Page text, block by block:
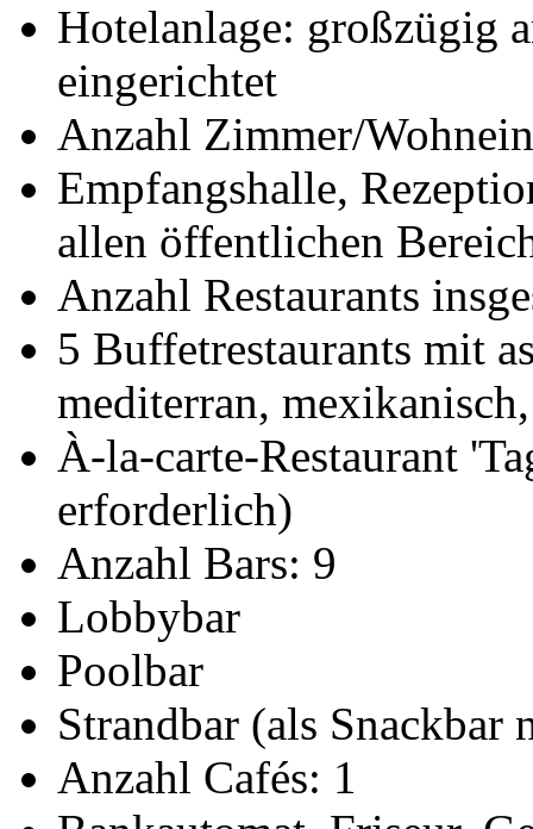
Hotelanlage: großzügig
eingerichtet
Anzahl Zimmer/
Empfangshalle,
allen öffentlichen
Anzahl Restaurants
5 Buffetrestaurants mit
mediterran,
À-la-carte-Restaurant
erforderlich)
Anzahl Bars: 9
Lobbybar
Poolbar
Strandbar (als Snackbar
Anzahl Cafés: 1